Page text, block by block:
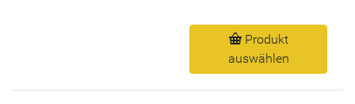
Produkt
auswählen